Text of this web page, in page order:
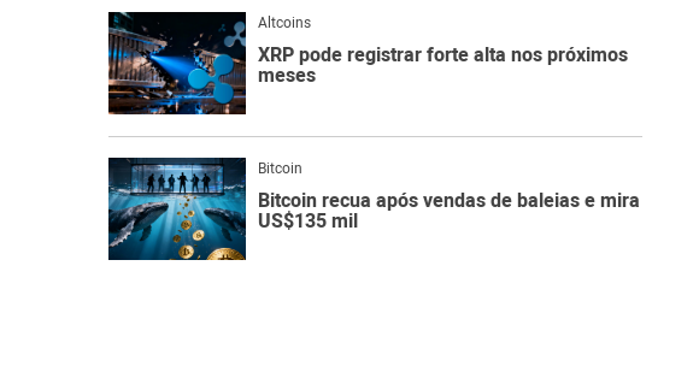
Altcoins
XRP pode registrar forte alta nos próximos
meses
Bitcoin
Bitcoin recua após vendas de baleias e mira
US$135 mil